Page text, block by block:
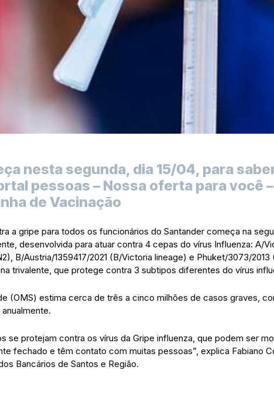
nesta segunda, dia 15/04, para
pessoas – Nossa oferta para você
de Vacinação
a gripe para todos os funcionários do Santander começa na
desenvolvida para atuar contra 4 cepas do vírus Influenza: A/
B/Austria/1359417/2021 (B/Victoria lineage) e Phuket/3073/2013
trivalente, que protege contra 3 subtipos diferentes do vírus
(OMS) estima cerca de três a cinco milhões de casos graves,
se protejam contra os vírus da Gripe influenza, que podem ser
fechado e têm contato com muitas pessoas”, explica Fabiano
Bancários de Santos e Região.